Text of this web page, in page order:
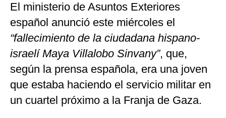
El ministerio de Asuntos Exteriores
español anunció este miércoles el
“fallecimiento de la ciudadana hispano-
israelí Maya Villalobo Sinvany”, que,
según la prensa española, era una joven
que estaba haciendo el servicio militar en
un cuartel próximo a la Franja de Gaza.